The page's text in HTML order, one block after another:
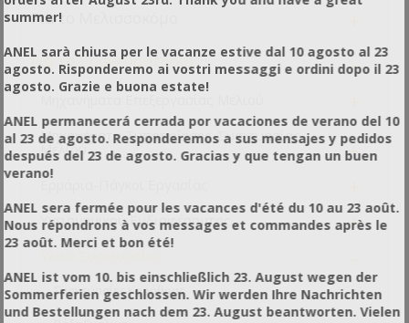
Για το Μελισσοκόμο
Για το Συσκευαστήριο -
Μηχανήματα Τυποποίησης-Συσκευασίας
Μελιού +
Υγειονομικού Ενδιαφέροντος +
Συσκευασίες Κηρήθρας
summer!
ANEL sarà chiusa per le vacanze estive dal 10 agosto al 23
agosto. Risponderemo ai vostri messaggi e ordini dopo il 23
agosto. Grazie e buona estate!
ANEL permanecerá cerrada por vacaciones de verano del 10
al 23 de agosto. Responderemos a sus mensajes y pedidos
después del 23 de agosto. Gracias y que tengan un buen
verano!
ANEL sera fermée pour les vacances d'été du 10 au 23 août.
Nous répondrons à vos messages et commandes après le
23 août. Merci et bon été!
ANEL ist vom 10. bis einschließlich 23. August wegen der
Sommerferien geschlossen. Wir werden Ihre Nachrichten
und Bestellungen nach dem 23. August beantworten. Vielen